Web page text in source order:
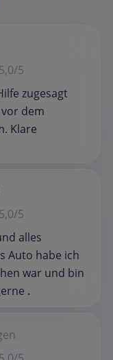
5,0/5
zugesagt
dem
Klare
5,0/5
alles
Auto habe ich
war und bin
.